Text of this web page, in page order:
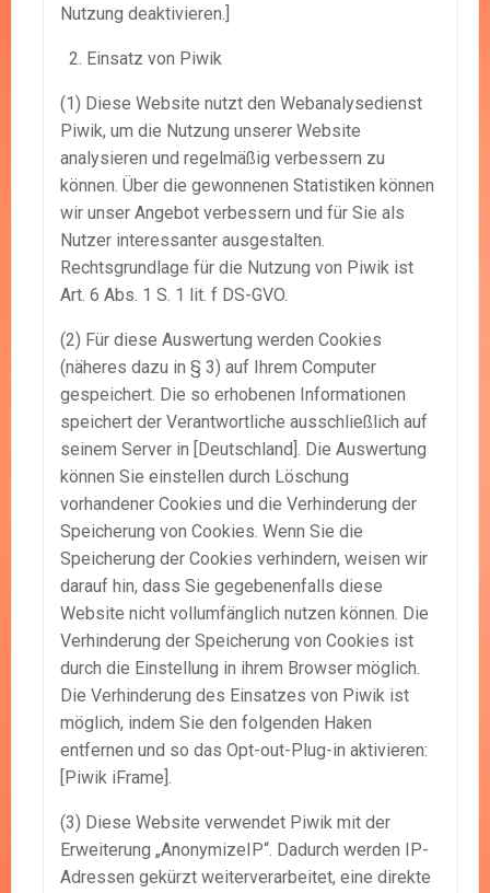
Nutzung deaktivieren.]
Einsatz von Piwik
(1) Diese Website nutzt den Webanalysedienst
Piwik, um die Nutzung unserer Website
analysieren und regelmäßig verbessern zu
können. Über die gewonnenen Statistiken können
wir unser Angebot verbessern und für Sie als
Nutzer interessanter ausgestalten.
Rechtsgrundlage für die Nutzung von Piwik ist
Art. 6 Abs. 1 S. 1 lit. f DS-GVO.
(2) Für diese Auswertung werden Cookies
(näheres dazu in § 3) auf Ihrem Computer
gespeichert. Die so erhobenen Informationen
speichert der Verantwortliche ausschließlich auf
seinem Server in [Deutschland]. Die Auswertung
können Sie einstellen durch Löschung
vorhandener Cookies und die Verhinderung der
Speicherung von Cookies. Wenn Sie die
Speicherung der Cookies verhindern, weisen wir
darauf hin, dass Sie gegebenenfalls diese
Website nicht vollumfänglich nutzen können. Die
Verhinderung der Speicherung von Cookies ist
durch die Einstellung in ihrem Browser möglich.
Die Verhinderung des Einsatzes von Piwik ist
möglich, indem Sie den folgenden Haken
entfernen und so das Opt-out-Plug-in aktivieren:
[Piwik iFrame].
(3) Diese Website verwendet Piwik mit der
Erweiterung „AnonymizeIP“. Dadurch werden IP-
Adressen gekürzt weiterverarbeitet, eine direkte